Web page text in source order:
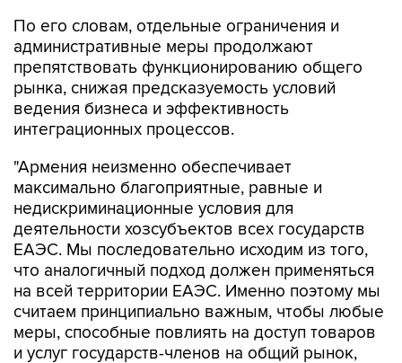
По его словам, отдельные ограничения и
административные меры продолжают
препятствовать функционированию общего
рынка, снижая предсказуемость условий
ведения бизнеса и эффективность
интеграционных процессов.
"Армения неизменно обеспечивает
максимально благоприятные, равные и
недискриминационные условия для
деятельности хозсубъектов всех государств
ЕАЭС. Мы последовательно исходим из того,
что аналогичный подход должен применяться
на всей территории ЕАЭС. Именно поэтому мы
считаем принципиально важным, чтобы любые
меры, способные повлиять на доступ товаров
и услуг государств-членов на общий рынок,